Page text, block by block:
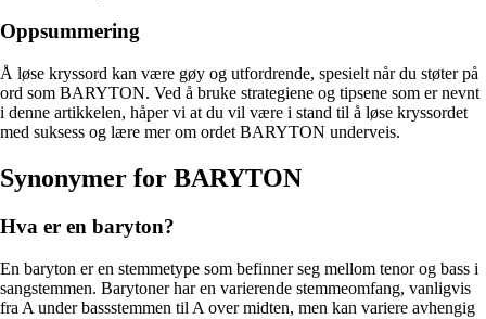
Oppsummering
Å løse kryssord kan være gøy og utfordrende, spesielt når du støter på
ord som BARYTON. Ved å bruke strategiene og tipsene som er nevnt
i denne artikkelen, håper vi at du vil være i stand til å løse kryssordet
med suksess og lære mer om ordet BARYTON underveis.
Synonymer for BARYTON
Hva er en baryton?
En baryton er en stemmetype som befinner seg mellom tenor og bass i
sangstemmen. Barytoner har en varierende stemmeomfang, vanligvis
fra A under bassstemmen til A over midten, men kan variere avhengig